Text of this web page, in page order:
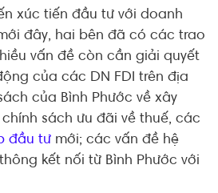
xúc tiến đầu tư với doanh
đây, hai bên đã có các trao
vấn đề còn cần giải quyết
của các DN FDI trên địa
của Bình Phước về xây
sách ưu đãi về thuế, các
đầu tư mới; các vấn đề hệ
kết nối từ Bình Phước với